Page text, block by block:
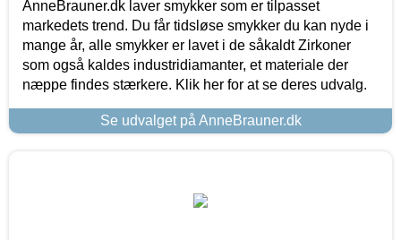
AnneBrauner.dk laver smykker som er tilpasset
markedets trend. Du får tidsløse smykker du kan nyde i
mange år, alle smykker er lavet i de såkaldt Zirkoner
som også kaldes industridiamanter, et materiale der
næppe findes stærkere. Klik her for at se deres udvalg.
Se udvalget på AnneBrauner.dk